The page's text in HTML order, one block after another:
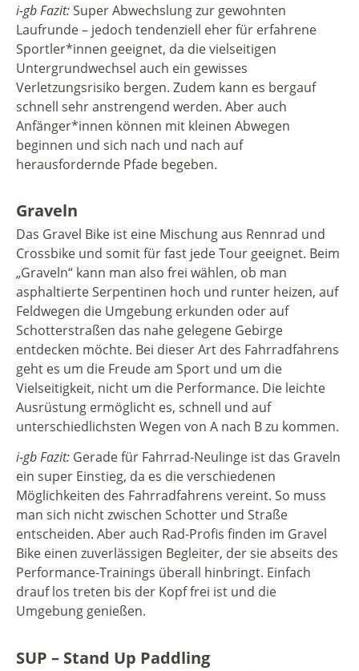
i-gb Fazit:Super Abwechslung zur gewohnten
Laufrunde – jedoch tendenziell eher für erfahrene
Sportler*innen geeignet, da die vielseitigen
Untergrundwechsel auch ein gewisses
Verletzungsrisiko bergen. Zudem kann es bergauf
schnell sehr anstrengend werden. Aber auch
Anfänger*innen können mit kleinen Abwegen
beginnen und sich nach und nach auf
herausfordernde Pfade begeben.
Graveln
Das Gravel Bike ist eine Mischung aus Rennrad und
Crossbike und somit für fast jede Tour geeignet. Beim
„Graveln“ kann man also frei wählen, ob man
asphaltierte Serpentinen hoch und runter heizen, auf
Feldwegen die Umgebung erkunden oder auf
Schotterstraßen das nahe gelegene Gebirge
entdecken möchte. Bei dieser Art des Fahrradfahrens
geht es um die Freude am Sport und um die
Vielseitigkeit, nicht um die Performance. Die leichte
Ausrüstung ermöglicht es, schnell und auf
unterschiedlichsten Wegen von A nach B zu kommen.
i-gb Fazit: Gerade für Fahrrad-Neulinge ist das Graveln
ein super Einstieg, da es die verschiedenen
Möglichkeiten des Fahrradfahrens vereint. So muss
man sich nicht zwischen Schotter und Straße
entscheiden. Aber auch Rad-Profis finden im Gravel
Bike einen zuverlässigen Begleiter, der sie abseits des
Performance-Trainings überall hinbringt. Einfach
drauf los treten bis der Kopf frei ist und die
Umgebung genießen.
SUP – Stand Up Paddling